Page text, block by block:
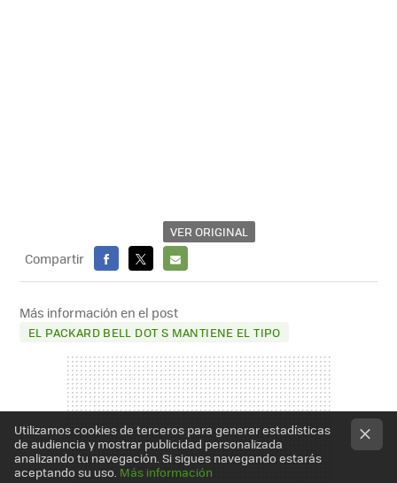
VER ORIGINAL
Compartir
FACEBOOK
X
E-
MAIL
Más información en el post
EL PACKARD BELL DOT S MANTIENE EL TIPO
Utilizamos cookies de terceros para generar estadísticas
de audiencia y mostrar publicidad personalizada
analizando tu navegación. Si sigues navegando estarás
aceptando su uso. Más información